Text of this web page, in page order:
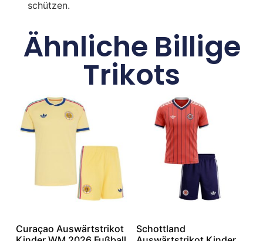
schützen.
Ähnliche Billige
Trikots
Curaçao Auswärtstrikot
Schottland